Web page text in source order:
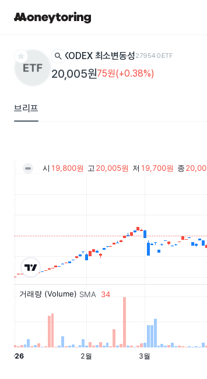
star search KODEX 최소변동성279540ETF
20,005원75원(+0.38%)
브리프